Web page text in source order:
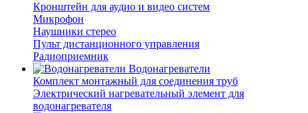
Кронштейн для аудио и видео систем
Микрофон
Наушники стерео
Пульт дистанционного управления
Радиоприемник
Водонагреватели
Комплект монтажный для соединения труб
Электрический нагревательный элемент для
водонагревателя